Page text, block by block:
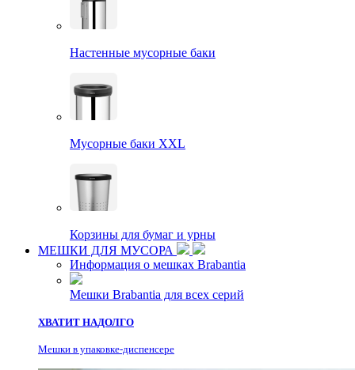
Настенные мусорные баки
Мусорные баки XXL
Корзины для бумаг и урны
МЕШКИ ДЛЯ МУСОРА
Информация о мешках Brabantia
Мешки Brabantia для всех серий
ХВАТИТ НАДОЛГО
Мешки в упаковке-диспенсере